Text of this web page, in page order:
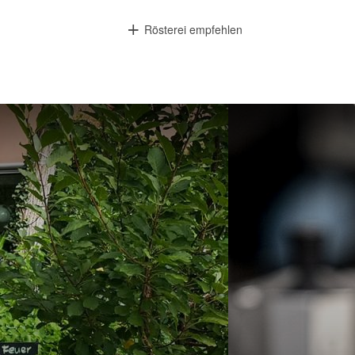
Rösterei empfehlen